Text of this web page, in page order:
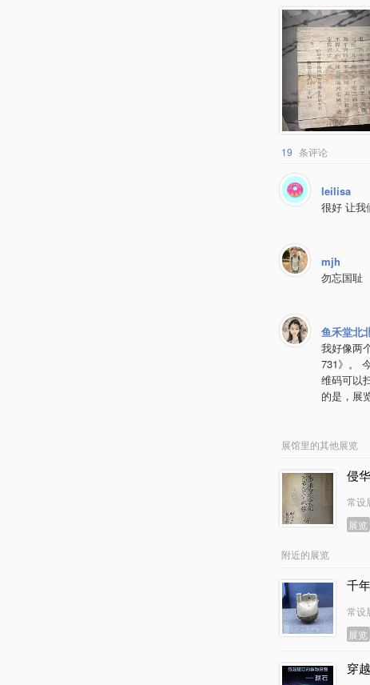
19 条评论
leilisa
很好 让我
mjh
勿忘国耻
鱼禾堂北
我好像两
731》。
维码可以
的是，展
展馆里的其他展览
侵
常设
展览
附近的展览
千
常设
展览
穿